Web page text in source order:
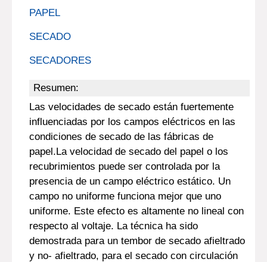
PAPEL
SECADO
SECADORES
Resumen:
Las velocidades de secado están fuertemente
influenciadas por los campos eléctricos en las
condiciones de secado de las fábricas de
papel.La velocidad de secado del papel o los
recubrimientos puede ser controlada por la
presencia de un campo eléctrico estático. Un
campo no uniforme funciona mejor que uno
uniforme. Este efecto es altamente no lineal con
respecto al voltaje. La técnica ha sido
demostrada para un tembor de secado afieltrado
y no- afieltrado, para el secado con circulación